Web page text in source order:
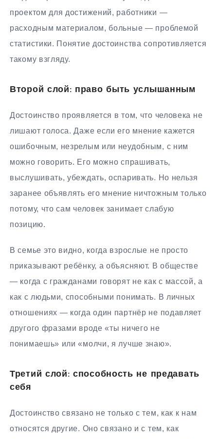
проектом для достижений, работники —
расходным материалом, больные — проблемой
статистики. Понятие достоинства сопротивляется
такому взгляду.
Второй слой: право быть услышанным
Достоинство проявляется в том, что человека не
лишают голоса. Даже если его мнение кажется
ошибочным, незрелым или неудобным, с ним
можно говорить. Его можно спрашивать,
выслушивать, убеждать, оспаривать. Но нельзя
заранее объявлять его мнение ничтожным только
потому, что сам человек занимает слабую
позицию.
В семье это видно, когда взрослые не просто
приказывают ребёнку, а объясняют. В обществе
— когда с гражданами говорят не как с массой, а
как с людьми, способными понимать. В личных
отношениях — когда один партнёр не подавляет
другого фразами вроде «ты ничего не
понимаешь» или «молчи, я лучше знаю».
Третий слой: способность не предавать
себя
Достоинство связано не только с тем, как к нам
относятся другие. Оно связано и с тем, как